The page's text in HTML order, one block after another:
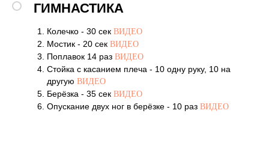
ГИМНАСТИКА
Колечко - 30 сек ВИДЕО
Мостик - 20 сек ВИДЕО
Поплавок 14 раз ВИДЕО
Стойка с касанием плеча - 10 одну руку, 10 на
другую ВИДЕО
Берёзка - 35 сек ВИДЕО
Опускание двух ног в берёзке - 10 раз ВИДЕО